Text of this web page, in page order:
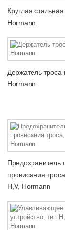
Круглая
Hormann
Держатель троса
Hormann
Предохранитель
провисания
H,V, Hormann